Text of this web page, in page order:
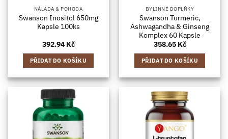
NÁLADA & POHODA
Swanson Inositol 650mg
Kapsle 100ks
392.94 Kč
PŘIDAT DO KOŠÍKU
BYLINNÉ DOPLŇKY
Swanson Turmeric,
Ashwagandha & Ginseng
Komplex 60 Kapsle
358.65 Kč
PŘIDAT DO KOŠÍKU